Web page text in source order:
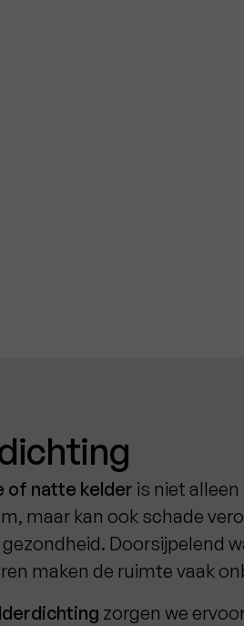
of natte kelder is niet alleen
maar kan ook schade
Doorsijpelend
maken de ruimte vaak
zorgen we